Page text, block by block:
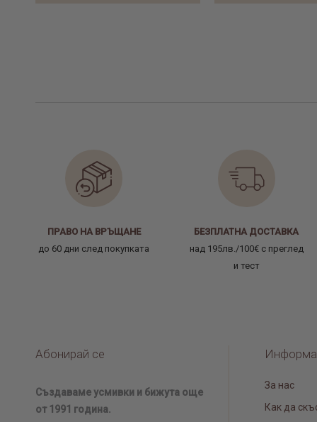
ПРАВО НА ВРЪЩАНЕ
до 60 дни след покупката
БЕЗПЛАТНА ДОСТАВКА
над 195лв./100€ с преглед
и тест
Абонирай се
Създаваме усмивки и бижута още
от 1991 година.
За нас
Как да